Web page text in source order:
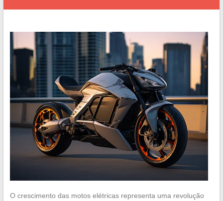
O crescimento das motos elétricas representa uma revolução